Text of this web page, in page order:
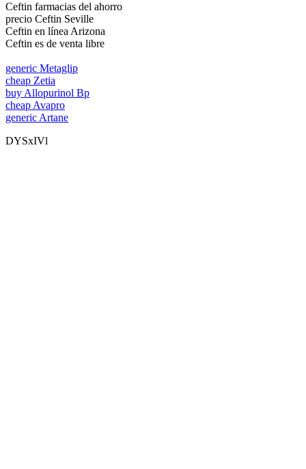
Ceftin farmacias del ahorro
precio Ceftin Seville
Ceftin en línea Arizona
Ceftin es de venta libre
generic Metaglip
cheap Zetia
buy Allopurinol Bp
cheap Avapro
generic Artane
DYSxIVl